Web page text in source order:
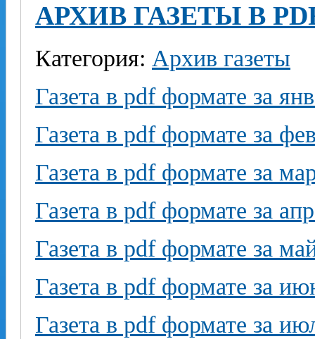
АРХИВ ГАЗЕТЫ В
Категория: Архив газеты
Газета в pdf формате за
Газета в pdf формате за
Газета в pdf формате за
Газета в pdf формате за
Газета в pdf формате за
Газета в pdf формате за
Газета в pdf формате за